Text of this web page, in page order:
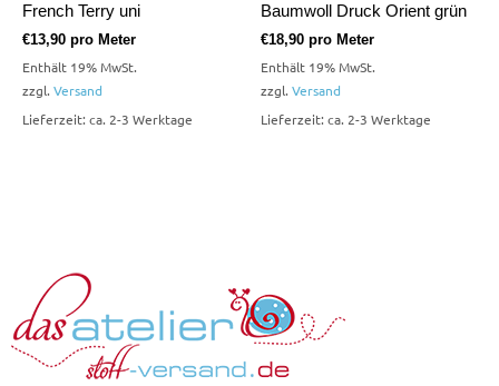
French Terry uni
€13,90 pro Meter
Enthält 19% MwSt.
zzgl. Versand
Lieferzeit: ca. 2-3 Werktage
Baumwoll Druck Orient grün
€18,90 pro Meter
Enthält 19% MwSt.
zzgl. Versand
Lieferzeit: ca. 2-3 Werktage